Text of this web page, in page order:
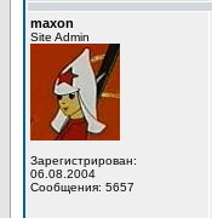
maxon
Site Admin
Зарегистрирован:
06.08.2004
Сообщения: 5657